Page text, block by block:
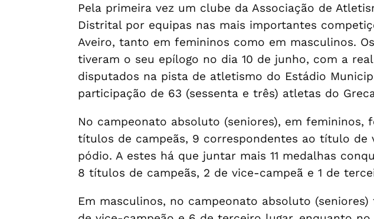
Pela primeira vez um clube da Associação de
Distrital por equipas nas mais importantes
Aveiro, tanto em femininos como em masculinos.
tiveram o seu epílogo no dia 10 de junho, com a
disputados na pista de atletismo do Estádio
participação de 63 (sessenta e três) atletas do
No campeonato absoluto (seniores), em femininos,
títulos de campeãs, 9 correspondentes ao título
pódio. A estes há que juntar mais 11 medalhas
8 títulos de campeãs, 2 de vice-campeã e 1 de
Em masculinos, no campeonato absoluto